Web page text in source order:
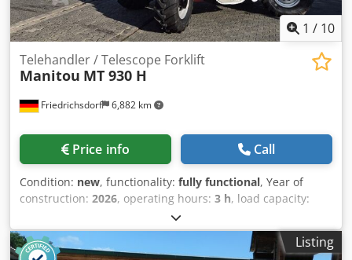
1 / 10
Friedrichsdorf 6,882 km
Telehandler / Telescope Forklift
Manitou MT 930 H
Price info Call
Condition: new, functionality: fully functional, Year of
construction: 2026, operating hours: 3 h, load capacity:
9,000 mm
type:telescopic, construction height:1,997 mm, power:55
kW (74.78 HP), fork length:
, empty load weight:
Listing